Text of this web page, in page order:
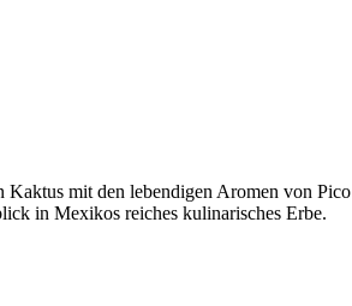
mit den lebendigen Aromen von
in Mexikos reiches kulinarisches Erbe.